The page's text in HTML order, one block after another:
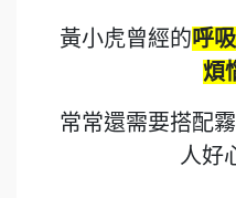
黃小虎曾經的呼
煩
常常還需要搭配
人好